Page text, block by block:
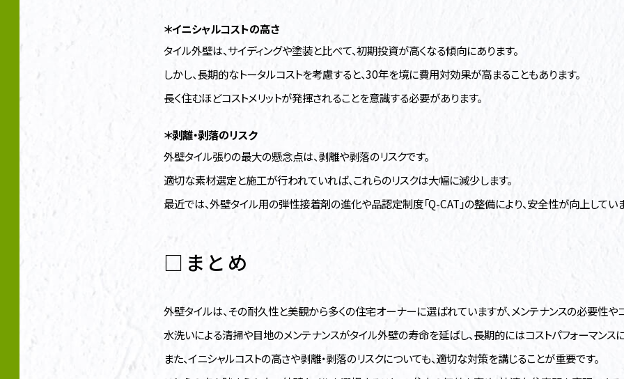
＊イニシャルコストの高さ
タイル外壁は、サイディングや塗装と比べて、初期投資が高くなる傾向にあります。
しかし、長期的なトータルコストを考慮すると、30年を境に費用対効果が高まることもあります。
長く住むほどコストメリットが発揮されることを意識する必要があります。
＊剥離・剥落のリスク
外壁タイル張りの最大の懸念点は、剥離や剥落のリスクです。
適切な素材選定と施工が行われていれば、これらのリスクは大幅に減少します。
最近では、外壁タイル用の弾性接着剤の進化や品認定制度「Q-CAT」の整備により、安全性が向上してい
□まとめ
外壁タイルは、その耐久性と美観から多くの住宅オーナーに選ばれていますが、メンテナンスの必要性や
水洗いによる清掃や目地のメンテナンスがタイル外壁の寿命を延ばし、長期的にはコストパフォーマンス
また、イニシャルコストの高さや剥離・剥落のリスクについても、適切な対策を講じることが重要です。